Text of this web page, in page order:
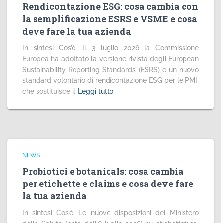
Rendicontazione ESG: cosa cambia con
la semplificazione ESRS e VSME e cosa
deve fare la tua azienda
In sintesi Cos’è. Il 3 luglio 2026 la Commissione
Europea ha adottato la versione rivista degli European
Sustainability Reporting Standards (ESRS) e un nuovo
standard volontario di rendicontazione ESG per le PMI,
che sostituisce il
Leggi tutto
NEWS
Probiotici e botanicals: cosa cambia
per etichette e claims e cosa deve fare
la tua azienda
In sintesi Cos’è. Le nuove disposizioni del Ministero